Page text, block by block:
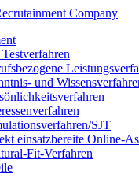
und
SJT
einsatzbereite Online-
Fit-Verfahren